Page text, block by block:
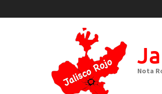
to
Nota